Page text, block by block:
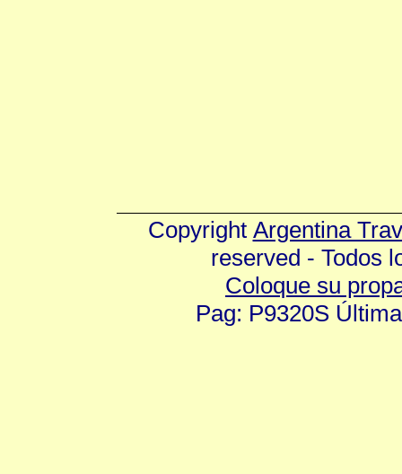
Copyright Argentina
reserved - Todos
Coloque su
Pag: P9320S